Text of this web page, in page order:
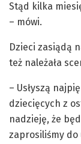
Stąd kilka
– mówi.
Dzieci zasiądą
też należała
– Usłyszą
dziecięcych z
nadzieję, że
zaprosiliśmy do